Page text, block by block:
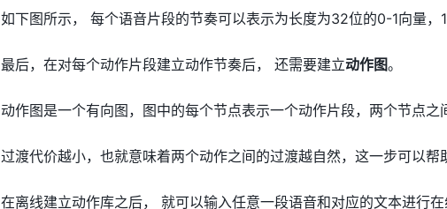
如下图所示， 每个语音片段的节奏可以表示为长度为32位的0-1向量，1
最后，在对每个动作片段建立动作节奏后， 还需要建立动作图。
动作图是一个有向图，图中的每个节点表示一个动作片段，两个节点之
过渡代价越小，也就意味着两个动作之间的过渡越自然，这一步可以帮
在离线建立动作库之后， 就可以输入任意一段语音和对应的文本进行在